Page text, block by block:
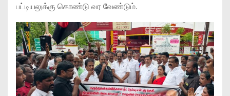
பட்டியலுக்கு கொண்டு வர வேண்டும்.